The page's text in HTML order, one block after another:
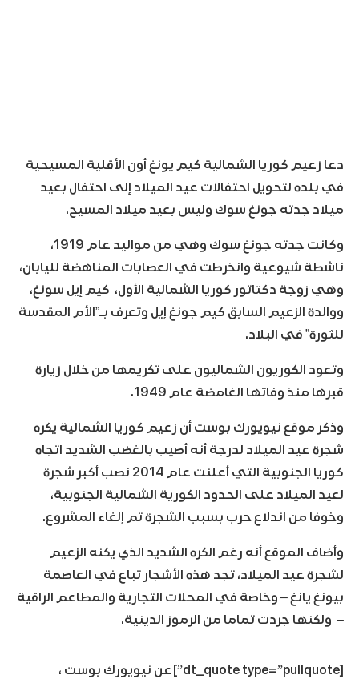
دعا زعيم كوريا الشمالية كيم يونغ أون الأقلية المسيحية
في بلده لتحويل احتفالات عيد الميلاد إلى احتفال بعيد
ميلاد جدته جونغ سوك وليس بعيد ميلاد المسيح.
وكانت جدته جونغ سوك وهي من مواليد عام 1919،
ناشطة شيوعية وانخرطت في العصابات المناهضة لليابان،
وهي زوجة دكتاتور كوريا الشمالية الأول، كيم إيل سونغ،
ووالدة الزعيم السابق كيم جونغ إيل وتعرف بـ”الأم المقدسة
للثورة” في البلاد.
وتعود الكوريون الشماليون على تكريمها من خلال زيارة
قبرها منذ وفاتها الغامضة عام 1949.
وذكر موقع نيويورك بوست أن زعيم كوريا الشمالية يكره
شجرة عيد الميلاد لدرجة أنه أصيب بالغضب الشديد اتجاه
كوريا الجنوبية التي أعلنت عام 2014 نصب أكبر شجرة
لعيد الميلاد على الحدود الكورية الشمالية الجنوبية،
وخوفا من اندلاع حرب بسبب الشجرة تم إلغاء المشروع.
وأضاف الموقع أنه رغم الكره الشديد الذي يكنه الزعيم
لشجرة عيد الميلاد، تجد هذه الأشجار تباع في العاصمة
بيونغ يانغ – وخاصة في المحلات التجارية والمطاعم الراقية
– ولكنها جردت تماما من الرموز الدينية.
[dt_quote type=”pullquote”]عن نيويورك بوست ،